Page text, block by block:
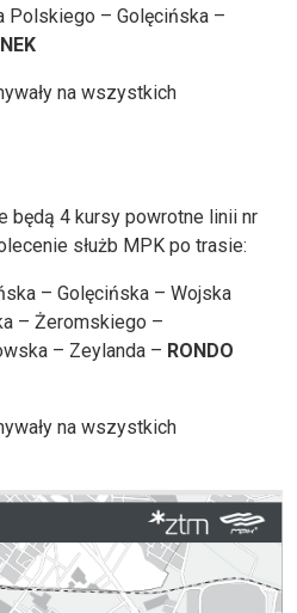
Polskiego – Golęcińska –
na wszystkich
będą 4 kursy powrotne linii nr
służb MPK po trasie:
– Golęcińska – Wojska
– Żeromskiego –
– Zeylanda – RONDO
na wszystkich